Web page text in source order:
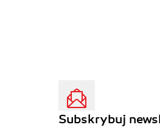
Subskrybuj